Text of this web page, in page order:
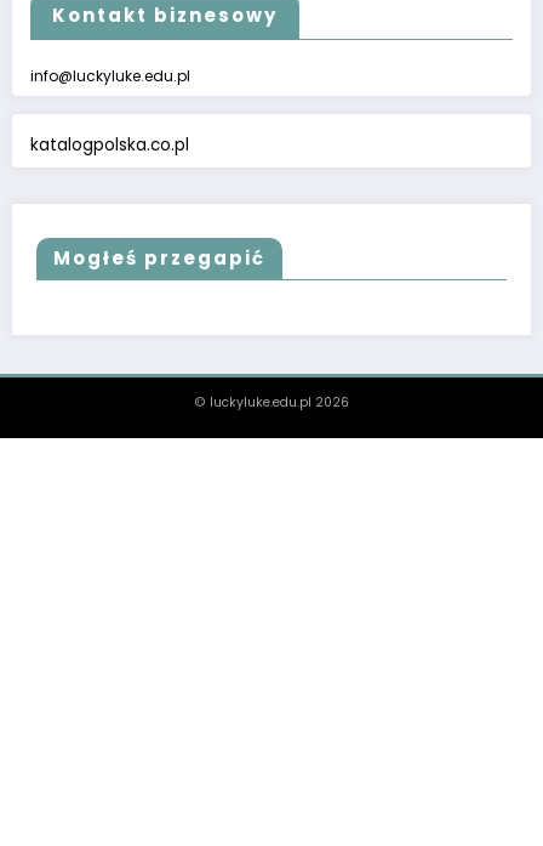
Kontakt biznesowy
info@luckyluke.edu.pl
katalogpolska.co.pl
Mogłeś przegapić
© luckyluke.edu.pl 2026